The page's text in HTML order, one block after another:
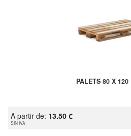
PALETS 80 X 120
A partir de: 13.50 €
SIN IVA